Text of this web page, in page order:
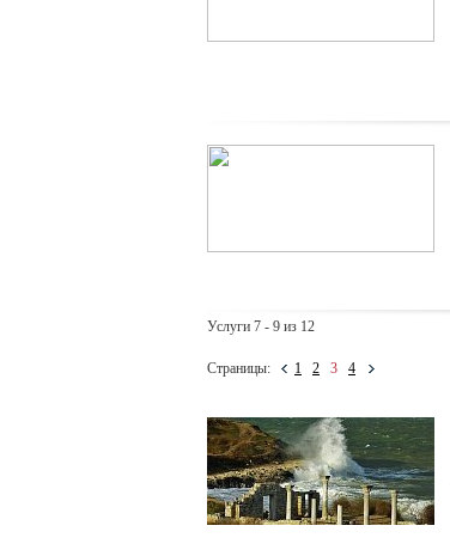
Услуги 7 - 9 из 12
Страницы: 1 2 3 4